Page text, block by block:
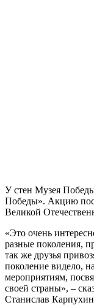
У стен Музея
Победы». Акцию
Великой
«Это очень
разные поколения,
так же друзья
поколение видело,
мероприятиям,
своей страны», –
Станислав